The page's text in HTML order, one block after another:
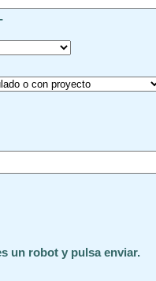
un robot y pulsa enviar.